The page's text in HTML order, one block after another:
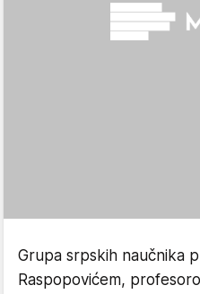
Grupa srpskih naučnika
Raspopovićem,